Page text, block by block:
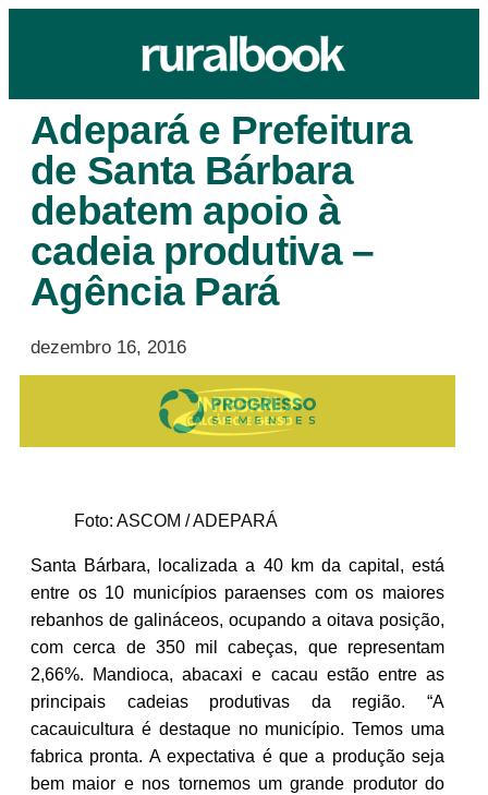
Adepará e Prefeitura
de Santa Bárbara
debatem apoio à
cadeia produtiva –
Agência Pará
dezembro 16, 2016
Foto: ASCOM / ADEPARÁ
Santa Bárbara, localizada a 40 km da capital, está
entre os 10 municípios paraenses com os maiores
rebanhos de galináceos, ocupando a oitava posição,
com cerca de 350 mil cabeças, que representam
2,66%. Mandioca, abacaxi e cacau estão entre as
principais cadeias produtivas da região. “A
cacauicultura é destaque no município. Temos uma
fabrica pronta. A expectativa é que a produção seja
bem maior e nos tornemos um grande produtor do